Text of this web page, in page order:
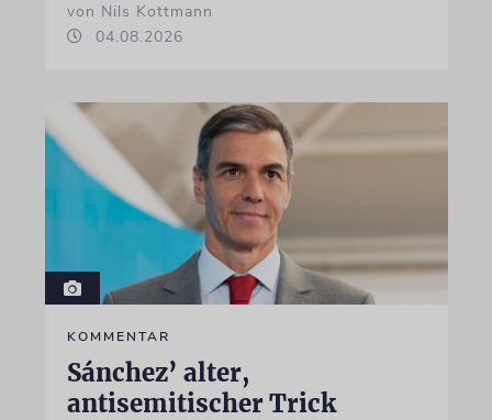
von Nils Kottmann
04.08.2026
KOMMENTAR
Sánchez’ alter,
antisemitischer Trick